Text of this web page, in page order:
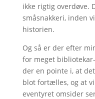
ikke rigtig overdøve.
småsnakkeri, inden
historien.
Og så er der efter
for meget
der en pointe i, at
blot fortælles, og at
eventyret omsider